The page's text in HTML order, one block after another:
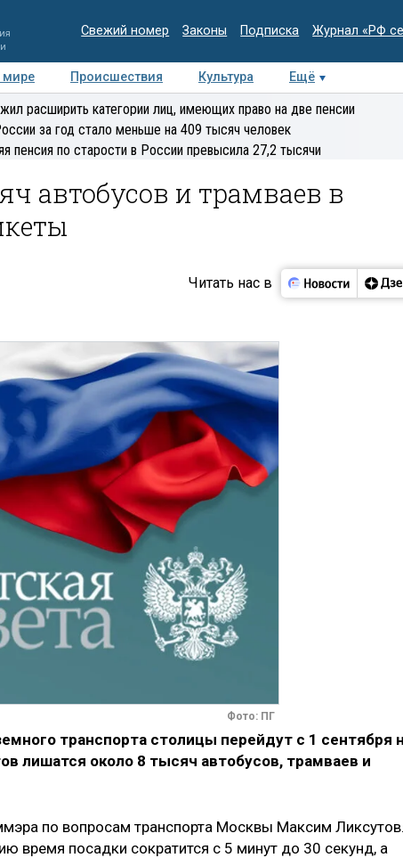
Свежий номер Законы Подписка Журнал «РФ
мире Происшествия Культура
Ещё
Медиацентр Интервью Колумнисты
расширить категории лиц, имеющих право на две пенсии
за год стало меньше на 409 тысяч человек
пенсия по старости в России превысила 27,2 тысячи
автобусов и трамваев в
Читать нас в
Фото: ПГ
транспорта столицы перейдут с 1 сентября
лишатся около 8 тысяч автобусов, трамваев и
по вопросам транспорта Москвы Максим
время посадки сократится с 5 минут до 30 секунд, а